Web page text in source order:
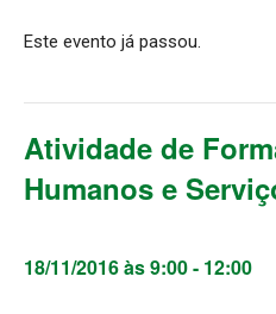
Este evento já passou.
Atividade de
Humanos e
18/11/2016 às 9:00- 12:00